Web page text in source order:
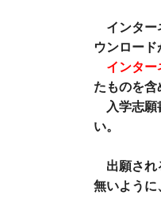
インター
ウンロード
インター
たものを含
入学志願
い。
出願され
無いように